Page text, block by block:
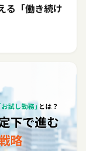
る「働き続け